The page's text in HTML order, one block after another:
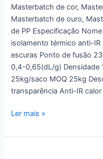
Masterbatch de cor,
Masterbatch de ouro,
de PP Especificação
isolamento térmico anti-IR
escuras Ponto de fusão
0,4-0,65(dL/g) Densidade
25kg/saco MOQ 25kg
transparência Anti-IR calor
Ler mais »